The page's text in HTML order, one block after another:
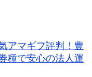
アマギフ評判！豊
種で安心の法人運